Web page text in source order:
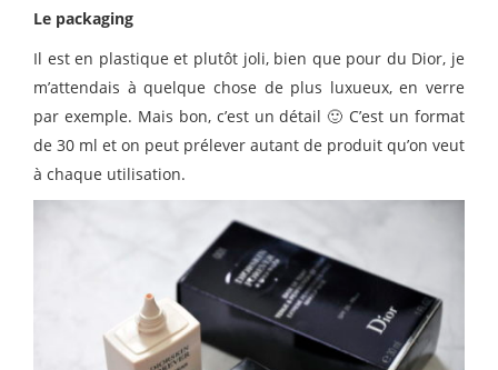
Le packaging
Il est en plastique et plutôt joli, bien que pour du Dior, je
m’attendais à quelque chose de plus luxueux, en verre
par exemple. Mais bon, c’est un détail 🙂 C’est un format
de 30 ml et on peut prélever autant de produit qu’on veut
à chaque utilisation.